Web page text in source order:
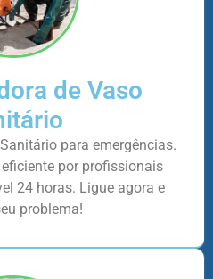
de Vaso
para emergências.
por profissionais
24 horas. Ligue agora e
problema!